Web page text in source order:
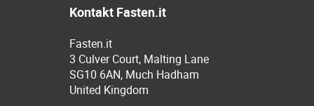
Kontakt Fasten.it
Fasten.it
3 Culver Court, Malting Lane
SG10 6AN, Much Hadham
United Kingdom